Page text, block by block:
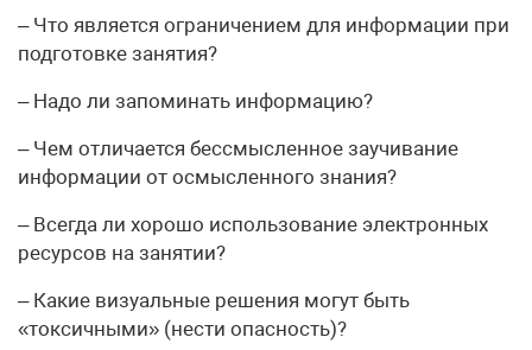
– Что является ограничением для информации при
подготовке занятия?
– Надо ли запоминать информацию?
– Чем отличается бессмысленное заучивание
информации от осмысленного знания?
– Всегда ли хорошо использование электронных
ресурсов на занятии?
– Какие визуальные решения могут быть
«токсичными» (нести опасность)?